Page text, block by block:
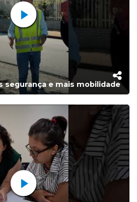
segurança e mais mobilidade